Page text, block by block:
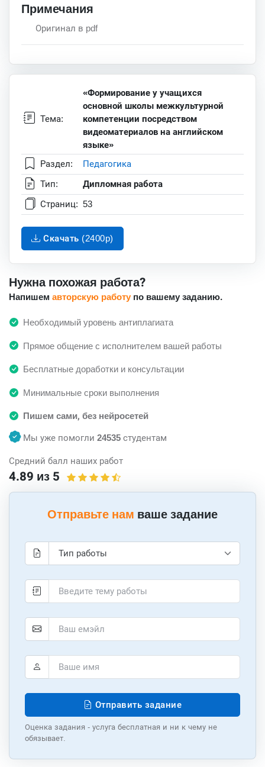
Примечания
Оригинал в pdf
Тема:
«Формирование у учащихся
основной школы межкультурной
компетенции посредством
видеоматериалов на английском
языке»
Раздел:
Педагогика
Тип:
Дипломная работа
Страниц: 53
Скачать (2400p)
Нужна похожая работа?
Напишем авторскую работу по вашему заданию.
Необходимый уровень антиплагиата
Прямое общение с исполнителем вашей работы
Бесплатные доработки и консультации
Минимальные сроки выполнения
Пишем сами, без нейросетей
Мы уже помогли 24535 студентам
Средний балл наших работ
4.89 из 5
Отправьте нам ваше задание
Отправить задание
Оценка задания - услуга бесплатная и ни к чему не
обязывает.